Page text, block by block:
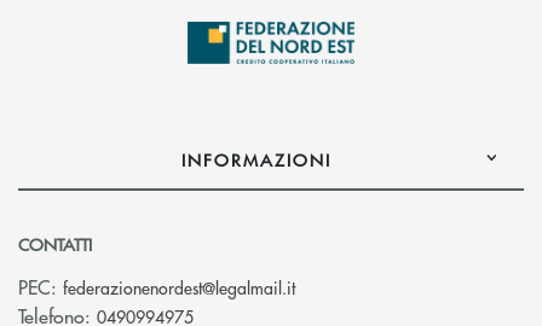
INFORMAZIONI
CONTATTI
PEC: federazionenordest@legalmail.it(si apre l’app di posta
Telefono: 0490994975